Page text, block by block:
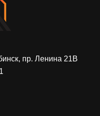
пр. Ленина 21В